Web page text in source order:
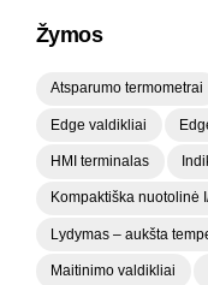
Žymos
Atsparumo termometrai
Edge valdikliai
HMI terminalas
Kompaktiška nuotolinė
Lydymas – aukšta
Maitinimo valdikliai